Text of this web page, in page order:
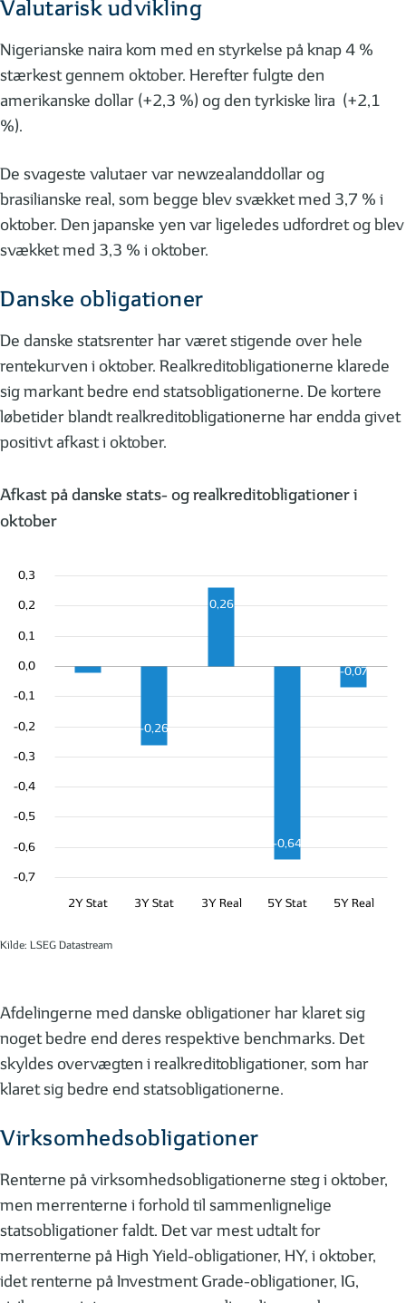
Valutarisk udvikling
Nigerianske naira kom med en styrkelse på knap 4 %
stærkest gennem oktober. Herefter fulgte den
amerikanske dollar (+2,3 %) og den tyrkiske lira (+2,1
%).
De svageste valutaer var newzealanddollar og
brasilianske real, som begge blev svækket med 3,7 % i
oktober. Den japanske yen var ligeledes udfordret og blev
svækket med 3,3 % i oktober.
Danske obligationer
De danske statsrenter har været stigende over hele
rentekurven i oktober. Realkreditobligationerne klarede
sig markant bedre end statsobligationerne. De kortere
løbetider blandt realkreditobligationerne har endda givet
positivt afkast i oktober.
Afkast på danske stats- og realkreditobligationer i
oktober
-0,26
0,26
-0,64
-0,07
2Y Stat 3Y Stat 3Y Real 5Y Stat 5Y Real
-0,7
-0,6
-0,5
-0,4
-0,3
-0,2
-0,1
0,0
0,1
0,2
0,3
Kilde: LSEG Datastream
Afdelingerne med danske obligationer har klaret sig
noget bedre end deres respektive benchmarks. Det
skyldes overvægten i realkreditobligationer, som har
klaret sig bedre end statsobligationerne.
Virksomhedsobligationer
Renterne på virksomhedsobligationerne steg i oktober,
men merrenterne i forhold til sammenlignelige
statsobligationer faldt. Det var mest udtalt for
merrenterne på High Yield-obligationer, HY, i oktober,
idet renterne på Investment Grade-obligationer, IG,